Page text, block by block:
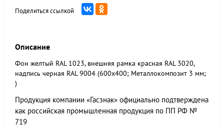
Поделиться ссылкой
Описание
Фон желтый RAL 1023, внешняя рамка красная RAL 3020,
надпись черная RAL 9004 (600х400; Металлокомпозит 3 мм;
)
Продукция компании «Гасзнак» официально подтверждена
как российская промышленная продукция по ПП РФ №
719